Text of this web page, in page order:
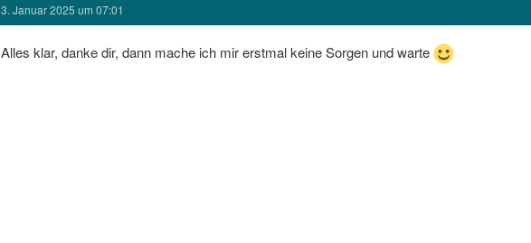
3. Januar 2025 um 07:01
Alles klar, danke dir, dann mache ich mir erstmal keine Sorgen und warte